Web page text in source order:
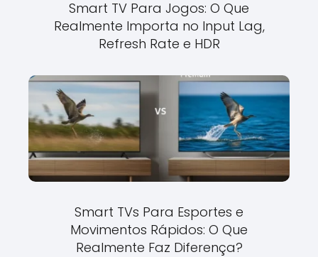
Smart TV Para Jogos: O Que
Realmente Importa no Input Lag,
Refresh Rate e HDR
Smart TVs Para Esportes e
Movimentos Rápidos: O Que
Realmente Faz Diferença?